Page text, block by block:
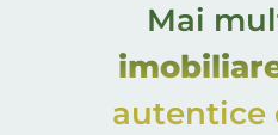
Mai
autentice